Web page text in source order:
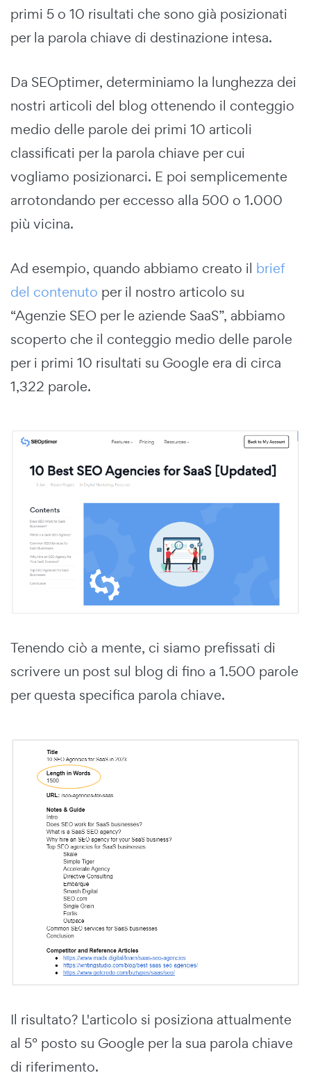
primi 5 o 10 risultati che sono già posizionati
per la parola chiave di destinazione intesa.
Da SEOptimer, determiniamo la lunghezza dei
nostri articoli del blog ottenendo il conteggio
medio delle parole dei primi 10 articoli
classificati per la parola chiave per cui
vogliamo posizionarci. E poi semplicemente
arrotondando per eccesso alla 500 o 1.000
più vicina.
Ad esempio, quando abbiamo creato il brief
del contenuto per il nostro articolo su
“Agenzie SEO per le aziende SaaS”, abbiamo
scoperto che il conteggio medio delle parole
per i primi 10 risultati su Google era di circa
1,322 parole.
Tenendo ciò a mente, ci siamo prefissati di
scrivere un post sul blog di fino a 1.500 parole
per questa specifica parola chiave.
Il risultato? L'articolo si posiziona attualmente
al 5° posto su Google per la sua parola chiave
di riferimento.